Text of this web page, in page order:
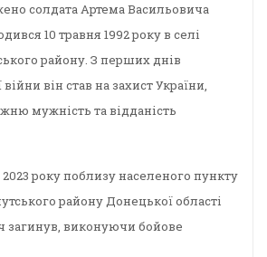
солдата Артема Васильовича
10 травня 1992 року в селі
району. З перших днів
він став на захист України,
мужність та відданість
2023 року поблизу населеного пункту
району Донецької області
загинув, виконуючи бойове